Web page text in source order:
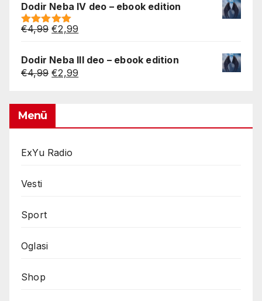
Dodir Neba IV deo – ebook edition
Rated5.00
€4,99 Original
was:
€4,99.
€2,99
is:
€2,99.
Dodir Neba III deo – ebook edition
€4,99 Original
€2,99
Menü
ExYu Radio
Vesti
Sport
Oglasi
Shop